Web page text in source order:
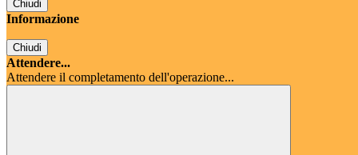
Chiudi
Informazione
Chiudi
Attendere...
Attendere il completamento dell'operazione...